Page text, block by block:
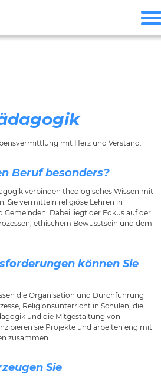
mit Herz und Verstand.
Beruf besonders?
verbinden theologisches Wissen mit
Sie vermitteln religiöse Lehren in
Dabei liegt der Fokus auf der
ethischem Bewusstsein und dem
können Sie
die Organisation und Durchführung
Religionsunterricht in Schulen, die
und die Mitgestaltung von
sie Projekte und arbeiten eng mit
zusammen.
Sie